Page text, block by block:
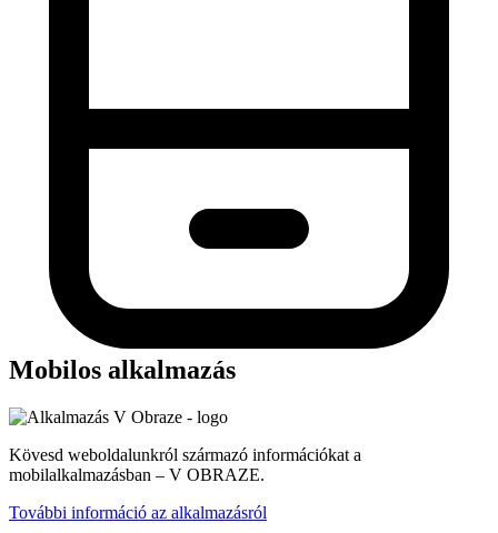
Mobilos alkalmazás
Kövesd weboldalunkról származó információkat a
mobilalkalmazásban – V OBRAZE.
További információ az alkalmazásról